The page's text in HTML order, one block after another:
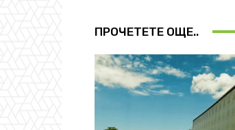
ПРОЧЕТЕТЕ ОЩЕ..